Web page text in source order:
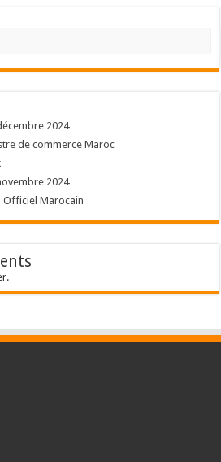
2024
de commerce Maroc
2024
Officiel Marocain